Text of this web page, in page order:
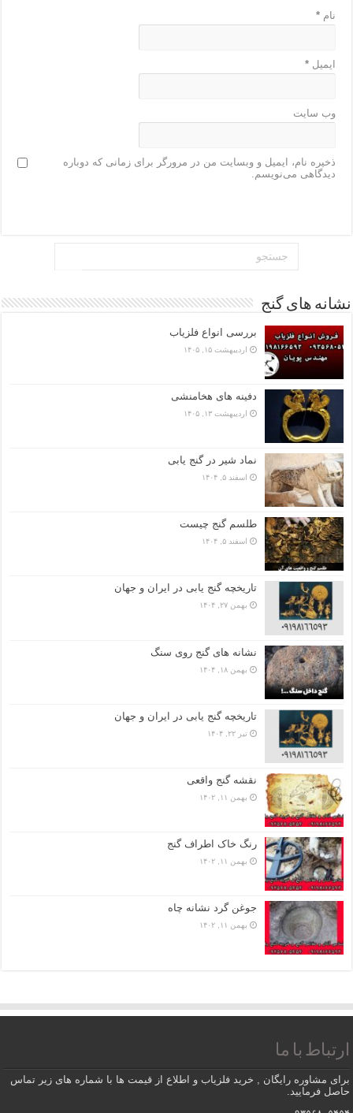
نام*
ایمیل*
وب‌ سایت
ذخیره نام، ایمیل و وبسایت من در مرورگر برای زمانی که دوباره
دیدگاهی می‌نویسم.
نشانه های گنج
بررسی انواع فلزیاب
اردیبهشت ۱۵, ۱۴۰۵
دفینه های هخامنشی
اردیبهشت ۱۳, ۱۴۰۵
نماد شیر در گنج یابی
اسفند ۵, ۱۴۰۴
طلسم گنج چیست
اسفند ۵, ۱۴۰۴
تاریخچه گنج‌ یابی در ایران و جهان
بهمن ۲۷, ۱۴۰۴
نشانه های گنج روی سنگ
بهمن ۱۸, ۱۴۰۴
تاریخچه گنج‌ یابی در ایران و جهان
تیر ۲۲, ۱۴۰۴
نقشه گنج واقعی
بهمن ۱۱, ۱۴۰۲
رنگ خاک اطراف گنج
بهمن ۱۱, ۱۴۰۲
جوغن گرد نشانه چاه
بهمن ۱۱, ۱۴۰۲
ارتباط با ما
برای مشاوره رایگان , خرید فلزیاب و اطلاع از قیمت ها با شماره های زیر تماس
حاصل فرمایید.